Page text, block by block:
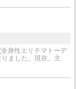
身性エリテマトーデ
ました。現在、主